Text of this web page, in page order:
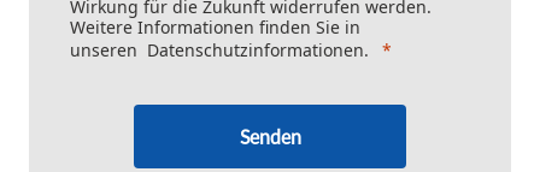
Wirkung für die Zukunft widerrufen werden.
Weitere Informationen finden Sie in
unseren Datenschutzinformationen.
Senden